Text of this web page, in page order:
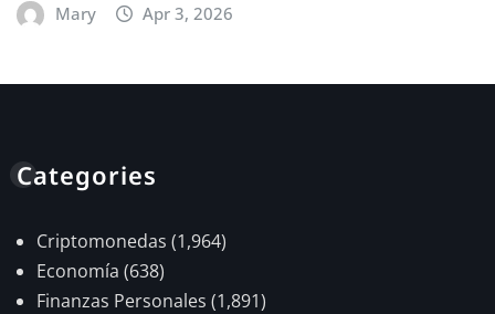
Mary Apr 3, 2026
Categories
Criptomonedas (1,964)
Economía (638)
Finanzas Personales (1,891)